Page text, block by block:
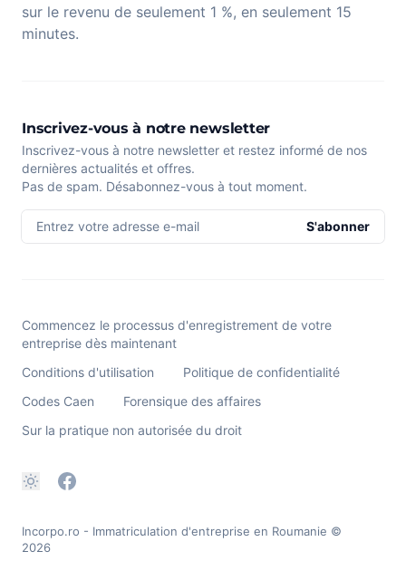
sur le revenu de seulement 1 %, en seulement 15
minutes.
Inscrivez-vous à notre newsletter
Inscrivez-vous à notre newsletter et restez informé de nos
dernières actualités et offres.
Pas de spam. Désabonnez-vous à tout moment.
Entrez votre adresse e-mail S'abonner
Commencez le processus d'enregistrement de votre
entreprise dès maintenant
Conditions d'utilisation
Politique de confidentialité
Codes Caen
Forensique des affaires
Sur la pratique non autorisée du droit
Incorpo.ro - Immatriculation d'entreprise en Roumanie ©
2026